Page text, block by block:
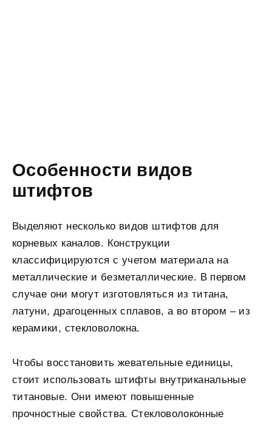
Особенности видов
штифтов
Выделяют несколько видов штифтов для
корневых каналов. Конструкции
классифицируются с учетом материала на
металлические и безметаллические. В первом
случае они могут изготовляться из титана,
латуни, драгоценных сплавов, а во втором – из
керамики, стекловолокна.
Чтобы восстановить жевательные единицы,
стоит использовать штифты внутриканальные
титановые. Они имеют повышенные
прочностные свойства. Стекловолоконные